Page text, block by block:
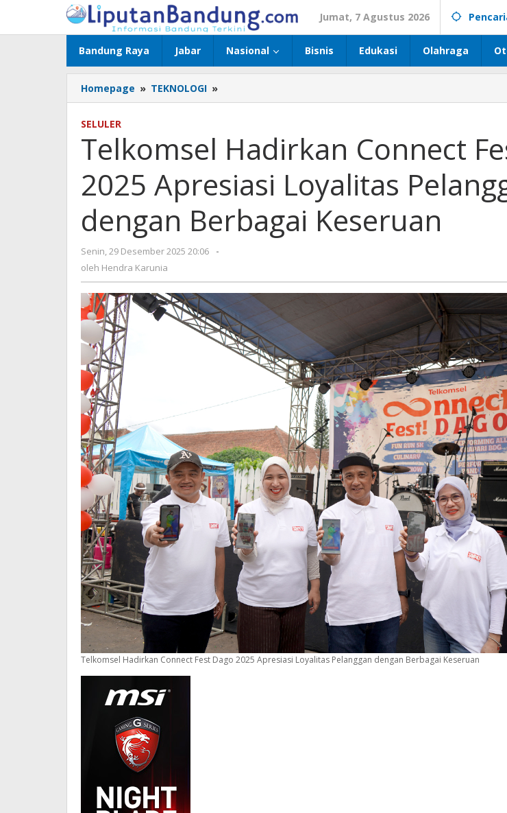
konten
Jumat, 7 Agustus 2026
Bandung Raya Jabar Nasional Bisnis Edukasi Olahraga
Homepage » TEKNOLOGI »
Hadirkan
Dago
2025
Apresiasi
Loyalitas
dengan
Berbagai
SELULER
Telkomsel Hadirkan Connect
2025 Apresiasi Loyalitas
dengan Berbagai Keseruan
Senin, 29 Desember 2025 20:06
oleh
-
oleh Hendra Karunia
Telkomsel Hadirkan Connect Fest Dago 2025 Apresiasi Loyalitas Pelanggan dengan Berbagai Keseruan